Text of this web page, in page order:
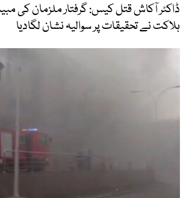
ڈاکٹر آکاش قتل کیس: گرفتار ملزمان کی
ہلاکت نے تحقیقات پر سوالیہ نشان لگادیا